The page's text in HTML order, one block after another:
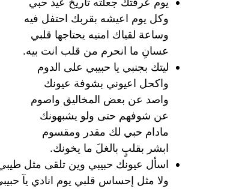
وكل يوم اعيشه بقربك احتفل فيه
وساعة لقياك امنيه يحتاجها قلبي
عسانِ ما انحرم من قلب انت بيه.
ليتك بجنبي يا حبيبي على الدوم
واكحل اعيوني بشوفة عيونك
واصد عن بعض المخاليق واصوم
عن شوفهم حتى ولو يشبهونك
مادام حبي لك مقدر ومقسوم
ابشر بقلبٍ بالغلَ ما يخونك.
اسأل عيونك حبيبي وين تلقى مثل
ولا مثل إحساس قلبي يوم انادي يآ